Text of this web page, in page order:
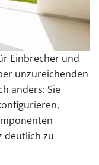
Einbrecher und
unzureichenden
anders: Sie
deutlich zu